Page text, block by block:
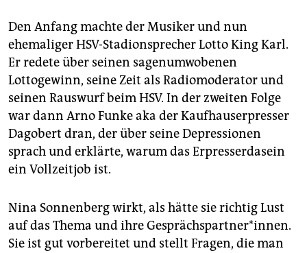
Den Anfang machte der Musiker und nun
ehemaliger HSV-Stadionsprecher Lotto King Karl.
Er redete über seinen sagenumwobenen
Lottogewinn, seine Zeit als Radiomoderator und
seinen Rauswurf beim HSV. In der zweiten Folge
war dann Arno Funke aka der Kaufhauserpresser
Dagobert dran, der über seine Depressionen
sprach und erklärte, warum das Erpresserdasein
ein Vollzeitjob ist.
Nina Sonnenberg wirkt, als hätte sie richtig Lust
auf das Thema und ihre Ge­sprächs­part­ner*innen.
Sie ist gut vorbereitet und stellt Fragen, die man